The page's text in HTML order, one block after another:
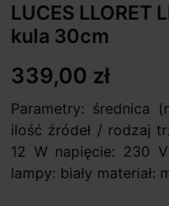
LUCES
kula 30cm
339,00 zł
Parametry: średnica
ilość źródeł / rodzaj
12 W napięcie: 230
lampy: biały materiał: